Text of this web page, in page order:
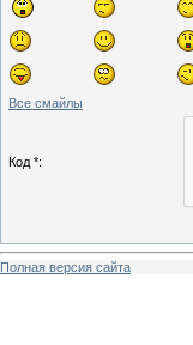
Все смайлы
Код *:
Полная версия сайта